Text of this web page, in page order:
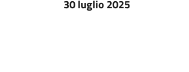
30 luglio 2025